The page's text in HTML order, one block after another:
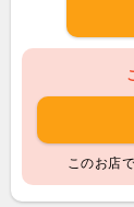
このお店